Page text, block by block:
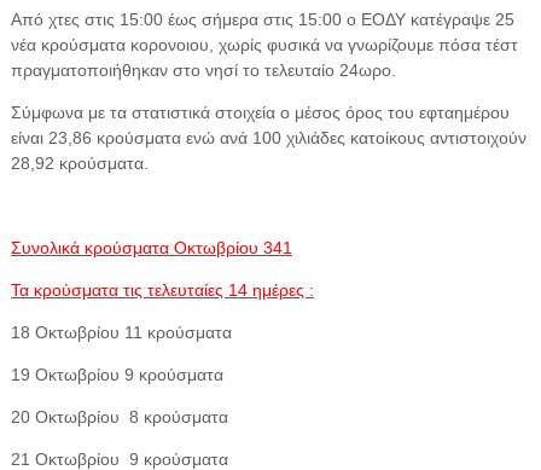
Από χτες στις 15:00 έως σήμερα στις 15:00 ο ΕΟΔΥ κατέγραψε 25
νέα κρούσματα κορονοιου, χωρίς φυσικά να γνωρίζουμε πόσα τέστ
πραγματοποιήθηκαν στο νησί το τελευταίο 24ωρο.
Σύμφωνα με τα στατιστικά στοιχεία ο μέσος όρος του εφταημέρου
είναι 23,86 κρούσματα ενώ ανά 100 χιλιάδες κατοίκους αντιστοιχούν
28,92 κρούσματα.
Συνολικά κρούσματα Οκτωβρίου 341
Τα κρούσματα τις τελευταίες 14 ημέρες :
18 Οκτωβρίου 11 κρούσματα
19 Οκτωβρίου 9 κρούσματα
20 Οκτωβρίου 8 κρούσματα
21 Οκτωβρίου 9 κρούσματα